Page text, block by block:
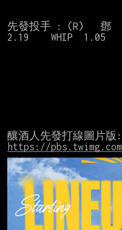
先發投手 : (R)   鄧
2.19    WHIP  1.05
https://pbs.twimg.com/